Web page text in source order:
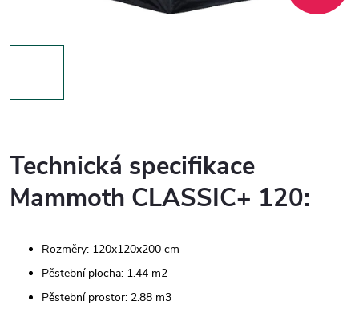
Technická specifikace
Mammoth CLASSIC+ 120:
Rozměry: 120x120x200 cm
Pěstební plocha: 1.44 m2
Pěstební prostor: 2.88 m3